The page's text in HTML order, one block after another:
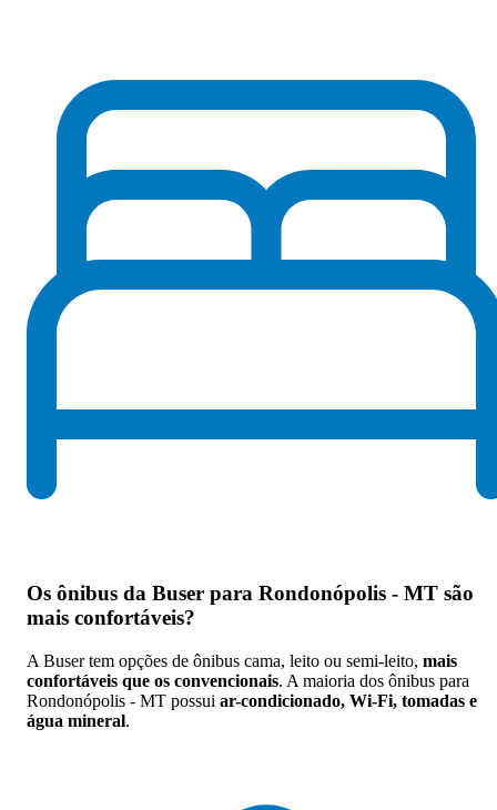
Os ônibus da Buser para Rondonópolis - MT são
mais confortáveis?
A Buser tem opções de ônibus cama, leito ou semi-leito, mais
confortáveis que os convencionais. A maioria dos ônibus para
Rondonópolis - MT possui ar-condicionado, Wi-Fi, tomadas e
água mineral.